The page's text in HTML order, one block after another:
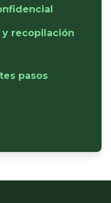
y recopilación
pasos